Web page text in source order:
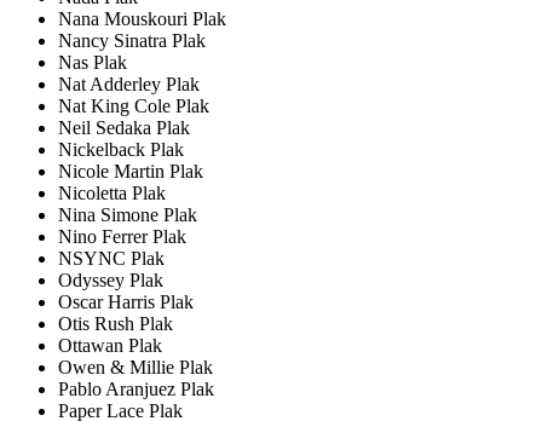
Nana Mouskouri Plak
Nancy Sinatra Plak
Nas Plak
Nat Adderley Plak
Nat King Cole Plak
Neil Sedaka Plak
Nickelback Plak
Nicole Martin Plak
Nicoletta Plak
Nina Simone Plak
Nino Ferrer Plak
NSYNC Plak
Odyssey Plak
Oscar Harris Plak
Otis Rush Plak
Ottawan Plak
Owen & Millie Plak
Pablo Aranjuez Plak
Paper Lace Plak